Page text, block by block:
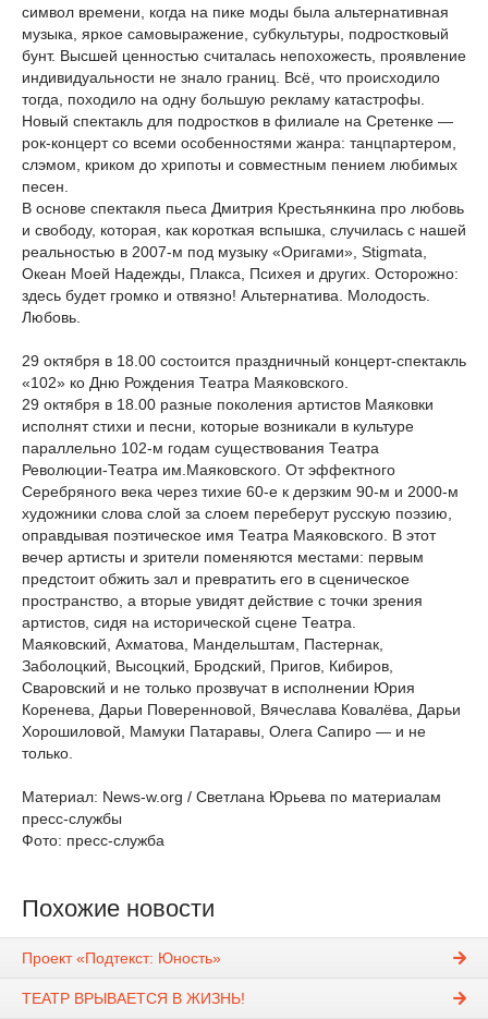
символ времени, когда на пике моды была альтернативная
музыка, яркое самовыражение, субкультуры, подростковый
бунт. Высшей ценностью считалась непохожесть, проявление
индивидуальности не знало границ. Всё, что происходило
тогда, походило на одну большую рекламу катастрофы.
Новый спектакль для подростков в филиале на Сретенке —
рок-концерт со всеми особенностями жанра: танцпартером,
слэмом, криком до хрипоты и совместным пением любимых
песен.
В основе спектакля пьеса Дмитрия Крестьянкина про любовь
и свободу, которая, как короткая вспышка, случилась с нашей
реальностью в 2007-м под музыку «Оригами», Stigmata,
Океан Моей Надежды, Плакса, Психея и других. Осторожно:
здесь будет громко и отвязно! Альтернатива. Молодость.
Любовь.
29 октября в 18.00 состоится праздничный концерт-спектакль
«102» ко Дню Рождения Театра Маяковского.
29 октября в 18.00 разные поколения артистов Маяковки
исполнят стихи и песни, которые возникали в культуре
параллельно 102-м годам существования Театра
Революции-Театра им.Маяковского. От эффектного
Серебряного века через тихие 60-е к дерзким 90-м и 2000-м
художники слова слой за слоем переберут русскую поэзию,
оправдывая поэтическое имя Театра Маяковского. В этот
вечер артисты и зрители поменяются местами: первым
предстоит обжить зал и превратить его в сценическое
пространство, а вторые увидят действие с точки зрения
артистов, сидя на исторической сцене Театра.
Маяковский, Ахматова, Мандельштам, Пастернак,
Заболоцкий, Высоцкий, Бродский, Пригов, Кибиров,
Сваровский и не только прозвучат в исполнении Юрия
Коренева, Дарьи Поверенновой, Вячеслава Ковалёва, Дарьи
Хорошиловой, Мамуки Патаравы, Олега Сапиро — и не
только.
Материал: News-w.org / Светлана Юрьева по материалам
пресс-службы
Фото: пресс-служба
Похожие новости
Проект «Подтекст: Юность»
ТЕАТР ВРЫВАЕТСЯ В ЖИЗНЬ!